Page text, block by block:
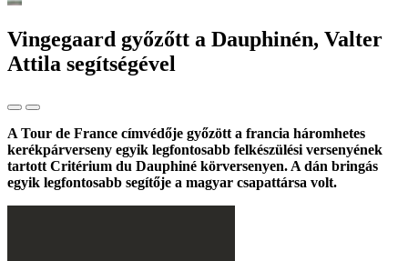
Vingegaard győzőtt a Dauphinén, Valter
Attila segítségével
A Tour de France címvédője győzött a francia háromhetes
kerékpárverseny egyik legfontosabb felkészülési versenyének
tartott Critérium du Dauphiné körversenyen. A dán bringás
egyik legfontosabb segítője a magyar csapattársa volt.